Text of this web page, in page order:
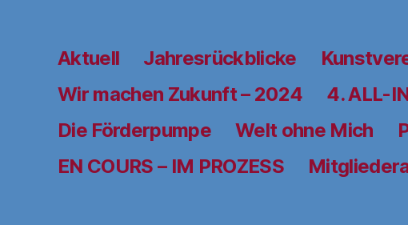
Aktuell Jahresrückblicke
Wir machen Zukunft – 2024
4. ALL-
Die Förderpumpe
Welt ohne Mich
EN COURS – IM PROZESS